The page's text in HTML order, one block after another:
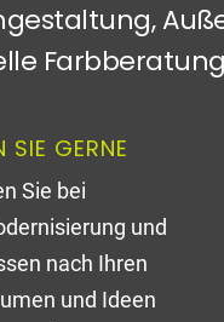
SIE GERNE
Sie bei
und
nach Ihren
und Ideen